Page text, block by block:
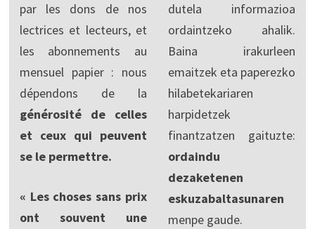
par les dons de nos
lectrices et lecteurs, et
les abonnements au
mensuel papier : nous
dépendons de la
générosité de celles
et ceux qui peuvent
se le permettre.
« Les choses sans prix
ont souvent une
dutela informazioa
ordaintzeko ahalik.
Baina irakurleen
emaitzek eta paperezko
hilabetekariaren
harpidetzek
finantzatzen gaituzte:
ordaindu
dezaketenen
eskuzabaltasunaren
menpe gaude.